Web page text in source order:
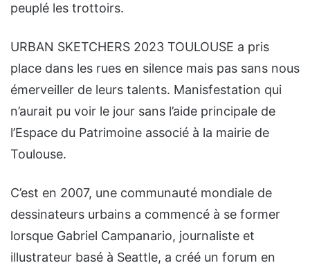
peuplé les trottoirs.
URBAN SKETCHERS 2023 TOULOUSE a pris
place dans les rues en silence mais pas sans nous
émerveiller de leurs talents. Manisfestation qui
n’aurait pu voir le jour sans l’aide principale de
l’Espace du Patrimoine associé à la mairie de
Toulouse.
C’est en 2007, une communauté mondiale de
dessinateurs urbains a commencé à se former
lorsque Gabriel Campanario, journaliste et
illustrateur basé à Seattle, a créé un forum en